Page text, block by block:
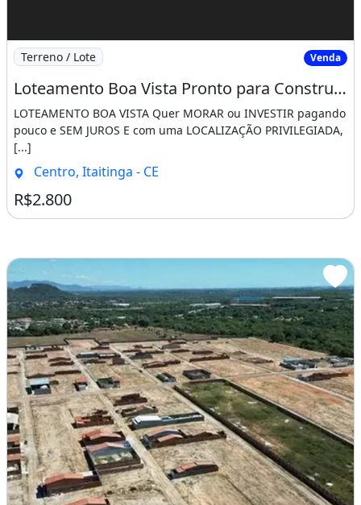
Imagem: Loteamento Boa Vista Pronto para Construir
Terreno / Lote Venda
Loteamento Boa Vista Pronto para Construir Saia do Aluguel Agora!!!!. Neste Momento
LOTEAMENTO BOA VISTA Quer MORAR ou INVESTIR pagando
pouco e SEM JUROS E com uma LOCALIZAÇÃO PRIVILEGIADA,
[...]
Centro, Itaitinga - CE
R$2.800